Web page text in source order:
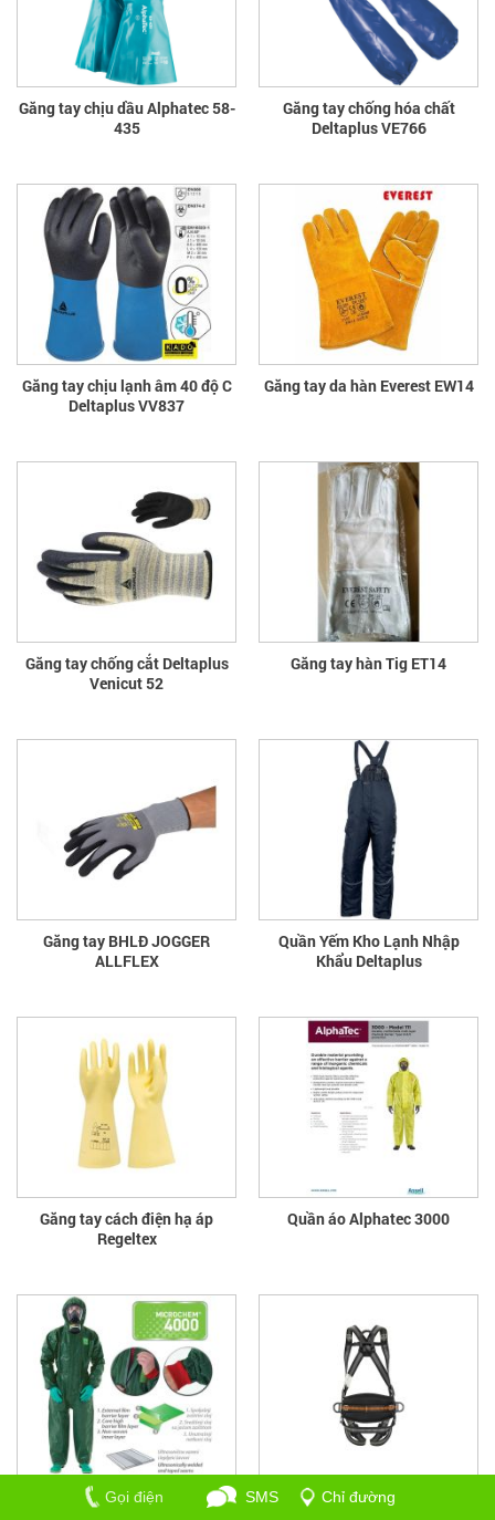
Găng tay chịu dầu Alphatec 58-
435
Găng tay chống hóa chất
Deltaplus VE766
Găng tay chịu lạnh âm 40 độ C
Deltaplus VV837
Găng tay da hàn Everest EW14
Găng tay chống cắt Deltaplus
Venicut 52
Găng tay hàn Tig ET14
Găng tay BHLĐ JOGGER
ALLFLEX
Quần Yếm Kho Lạnh Nhập
Khẩu Deltaplus
Găng tay cách điện hạ áp
Regeltex
Quần áo Alphatec 3000
Quần áo Alphatec 4000
Dây Đai Toàn Thân Eolien
Gọi điện SMS Chỉ đường